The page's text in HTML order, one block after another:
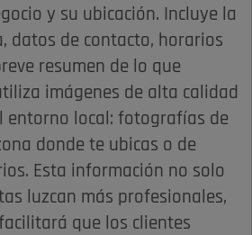
y su ubicación. Incluye la
datos de contacto, horarios
resumen de lo que
imágenes de alta calidad
entorno local: fotografías de
donde te ubicas o de
Esta información no solo
luzcan más profesionales,
que los clientes